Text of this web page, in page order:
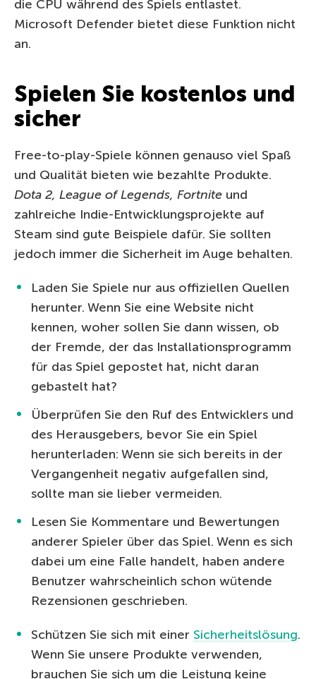
die CPU während des Spiels entlastet.
Microsoft Defender bietet diese Funktion nicht
an.
Spielen Sie kostenlos und
sicher
Free-to-play-Spiele können genauso viel Spaß
und Qualität bieten wie bezahlte Produkte.
Dota 2, League of Legends, Fortnite und
zahlreiche Indie-Entwicklungsprojekte auf
Steam sind gute Beispiele dafür. Sie sollten
jedoch immer die Sicherheit im Auge behalten.
Laden Sie Spiele nur aus offiziellen Quellen
herunter. Wenn Sie eine Website nicht
kennen, woher sollen Sie dann wissen, ob
der Fremde, der das Installationsprogramm
für das Spiel gepostet hat, nicht daran
gebastelt hat?
Überprüfen Sie den Ruf des Entwicklers und
des Herausgebers, bevor Sie ein Spiel
herunterladen: Wenn sie sich bereits in der
Vergangenheit negativ aufgefallen sind,
sollte man sie lieber vermeiden.
Lesen Sie Kommentare und Bewertungen
anderer Spieler über das Spiel. Wenn es sich
dabei um eine Falle handelt, haben andere
Benutzer wahrscheinlich schon wütende
Rezensionen geschrieben.
Schützen Sie sich mit einer Sicherheitslösung.
Wenn Sie unsere Produkte verwenden,
brauchen Sie sich um die Leistung keine